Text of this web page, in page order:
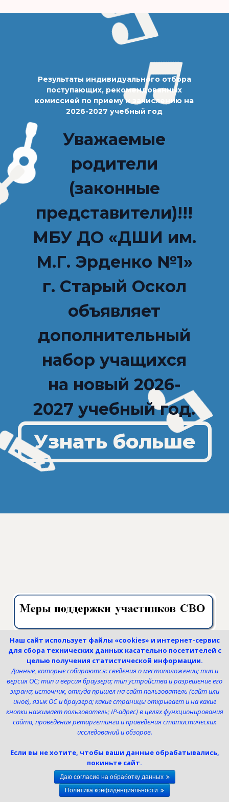
Результаты индивидуального отбора
поступающих, рекомендованных
комиссией по приему к зачислению на
2026-2027 учебный год
Уважаемые
родители
(законные
представители)!!!
МБУ ДО «ДШИ им.
М.Г. Эрденко №1»
г. Старый Оскол
объявляет
дополнительный
набор учащихся
на новый 2026-
2027 учебный год.
Узнать больше
Наш сайт использует файлы «cookies» и интернет-сервис
для сбора технических данных касательно посетителей с
целью получения статистической информации.
Данные, которые собираются: сведения о местоположении; тип и
версия ОС; тип и версия браузера; тип устройства и разрешение его
экрана; источник, откуда пришел на сайт пользователь (сайт или
иное), язык ОС и браузера; какие страницы открывает и на какие
кнопки нажимает пользователь; IP-адрес) в целях функционирования
сайта, проведения ретаргетинга и проведения статистических
исследований и обзоров.
Если вы не хотите, чтобы ваши данные обрабатывались,
покиньте сайт.
Даю согласие на обработку данных
Политика конфиденциальности